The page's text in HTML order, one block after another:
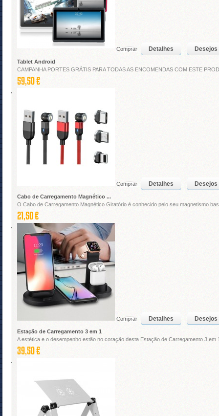
Comprar Detalhes Desejos
Tablet Android
CAMPANHA PORTES GRÁTIS PARA TODAS AS ENCOMENDAS COM ESTE
59,50 €
Comprar Detalhes Desejos
Cabo de Carregamento Magnético ...
O Cabo de Carregamento Magnético Giratório é conhecido pelo seu magnetismo
21,50 €
Comprar Detalhes Desejos
Estação de Carregamento 3 em 1
A estética e o desempenho estão no coração desta Estação de Carregamento 3 em
39,50 €